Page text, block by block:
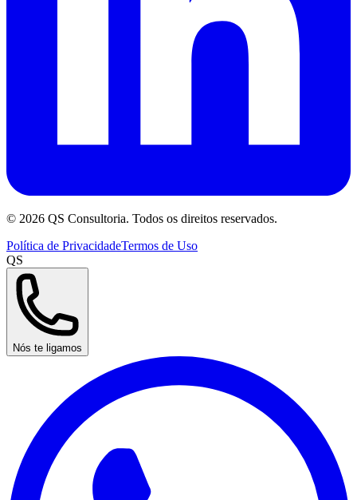
© 2026 QS Consultoria. Todos os direitos reservados.
Política de PrivacidadeTermos de Uso
QS
Nós te ligamos